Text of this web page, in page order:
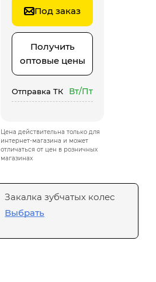
Под заказ
Получить
оптовые цены
Отправка ТК Вт/Пт
Цена действительна только для
интернет-магазина и может
отличаться от цен в розничных
магазинах
Закалка зубчатых колес
Выбрать